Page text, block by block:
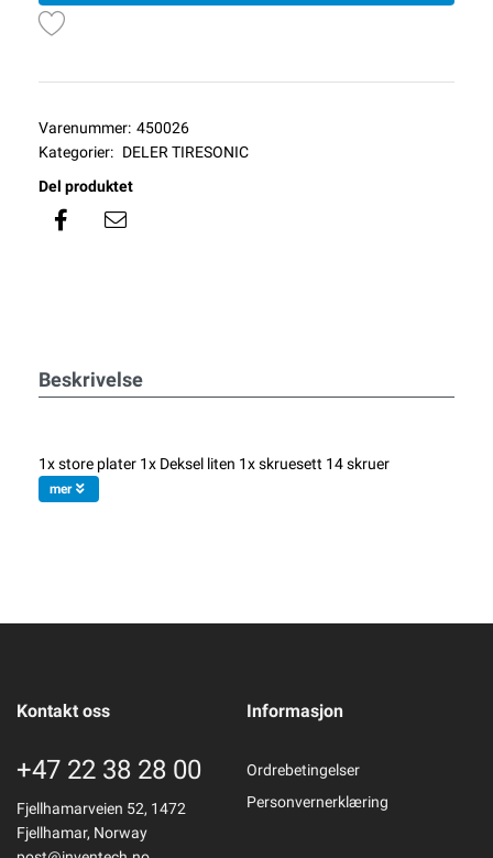
Varenummer: 450026
Kategorier: DELER TIRESONIC
Del produktet
Beskrivelse
1x store plater 1x Deksel liten 1x skruesett 14 skruer
mer
Kontakt oss
+47 22 38 28 00
Fjellhamarveien 52, 1472
Fjellhamar, Norway
Informasjon
Ordrebetingelser
Personvernerklæring